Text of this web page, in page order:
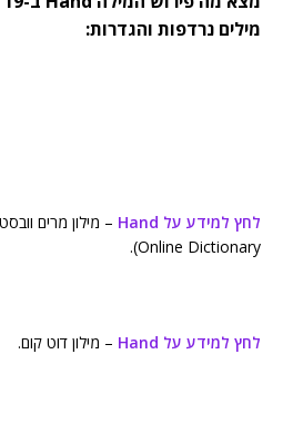
מילים נרדפות והגדרות:
לחץ למידע על Hand
Online Dictionary).
לחץ למידע על Hand – מילון דוט קום.